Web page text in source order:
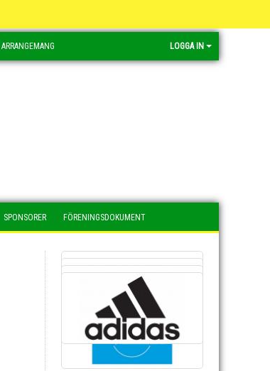
ARRANGEMANG LOGGA IN
SPONSORER FÖRENINGSDOKUMENT